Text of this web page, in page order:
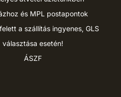
és MPL postapontok
a szállítás ingyenes, GLS
választása esetén!
ÁSZF